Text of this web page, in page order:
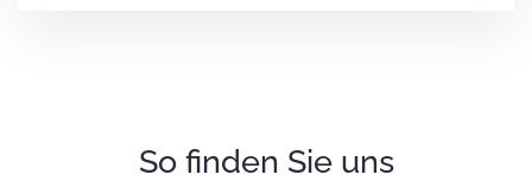
So finden Sie uns